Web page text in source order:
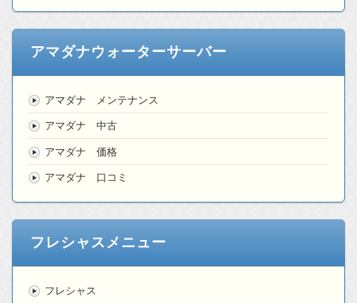
アマダナウォーターサーバー
アマダナ メンテナンス
アマダナ 中古
アマダナ 価格
アマダナ 口コミ
フレシャスメニュー
フレシャス